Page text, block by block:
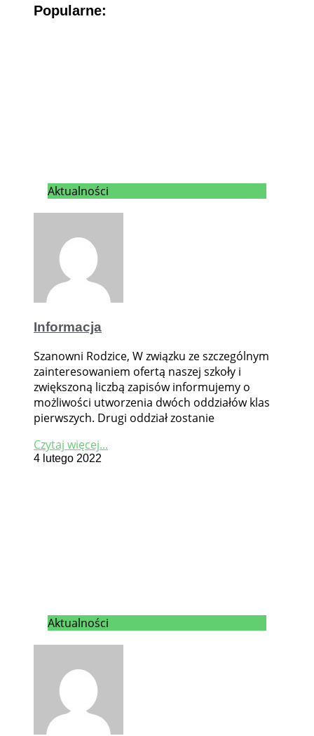
Popularne:
Aktualności
Informacja
Szanowni Rodzice, W związku ze szczególnym
zainteresowaniem ofertą naszej szkoły i
zwiększoną liczbą zapisów informujemy o
możliwości utworzenia dwóch oddziałów klas
pierwszych. Drugi oddział zostanie
Czytaj więcej...
4 lutego 2022
Aktualności